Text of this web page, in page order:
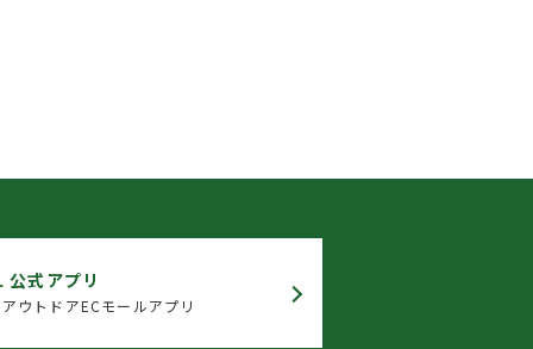
公式アプリ
ウトドアECモールアプリ